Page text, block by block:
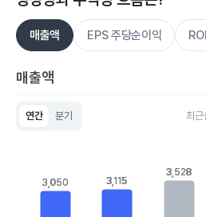
매출액 EPS 주당순이익
매출액
연간 분기 최근
The chart has 1 X axis displaying
The chart has 1 Y axis
3,050
3,050 3,115
3,115
3,528
3,528